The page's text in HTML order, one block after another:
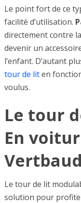
Le point fort de ce
facilité d’utilisation.
directement contre
devenir un
l’enfant. D’autant
tour de liten
voulus.
Le tour
En
Le tour de lit
solution pour